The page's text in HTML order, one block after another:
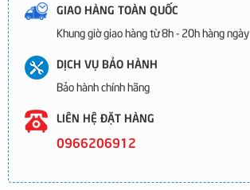
GIAO HÀNG TOÀN QUỐC
Khung giờ giao hàng từ 8h - 20h hàng ngày
DỊCH VỤ BẢO HÀNH
Bảo hành chính hãng
LIÊN HỆ ĐẶT HÀNG
0966206912